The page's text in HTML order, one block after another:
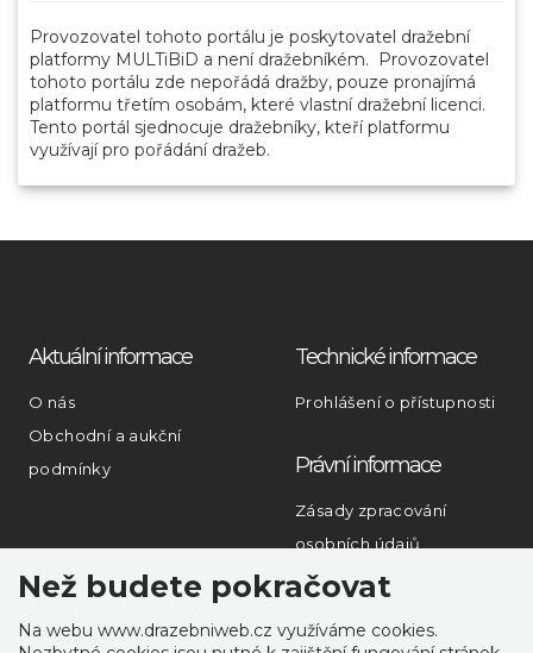
Provozovatel tohoto portálu je poskytovatel dražební
platformy MULTiBiD a není dražebníkém. Provozovatel
tohoto portálu zde nepořádá dražby, pouze pronajímá
platformu třetím osobám, které vlastní dražební licenci.
Tento portál sjednocuje dražebníky, kteří platformu
využívají pro pořádání dražeb.
Aktuální informace
O nás
Obchodní a aukční
podmínky
Technické informace
Prohlášení o přístupnosti
Právní informace
Zásady zpracování
osobních údajů
PERTLIK SOFTWARE
Než budete pokračovat
Na webu www.drazebniweb.cz využíváme cookies.